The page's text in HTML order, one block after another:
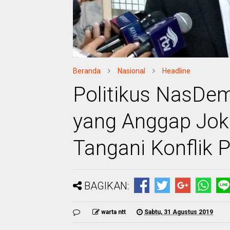
Beranda Nasional Headline
Politikus
yang Anggap
Tangani Konflik
BAGIKAN:
warta ntt Sabtu, 31 Agustus 2019